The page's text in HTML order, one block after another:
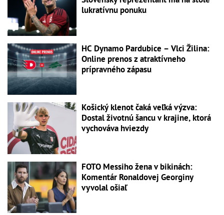
lukratívnu ponuku
HC Dynamo Pardubice – Vlci Žilina:
Online prenos z atraktívneho
prípravného zápasu
Košický klenot čaká veľká výzva:
Dostal životnú šancu v krajine, ktorá
vychováva hviezdy
FOTO Messiho žena v bikinách:
Komentár Ronaldovej Georginy
vyvolal ošiaľ